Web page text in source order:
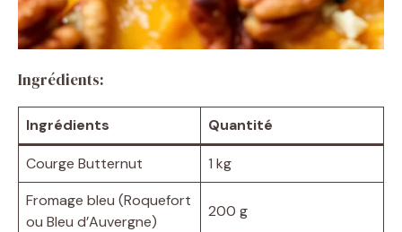
Ingrédients:
Ingrédients Quantité
Courge Butternut
1 kg
Fromage bleu (Roquefort
ou Bleu d’Auvergne)
200 g